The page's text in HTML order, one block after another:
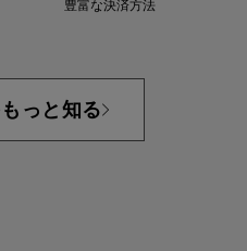
豊富な決済方法
っと知る